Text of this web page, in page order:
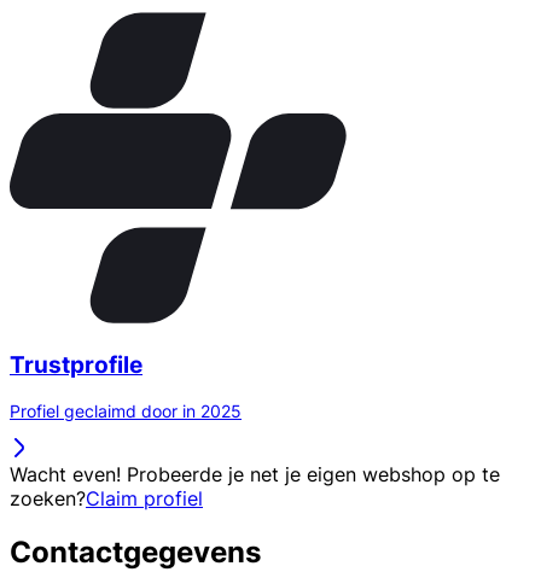
Trustprofile
Profiel geclaimd door in 2025
Wacht even! Probeerde je net je eigen webshop op te
zoeken?Claim profiel
Contactgegevens